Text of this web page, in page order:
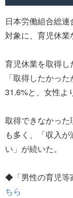
日本労働組合総
対象に、育児休業
育児休業を取得
「取得したかっ
31.6%と、女性よ
取得できなかっ
も多く、「収入
い」が続いた。
◆「男性の育児等
ちら